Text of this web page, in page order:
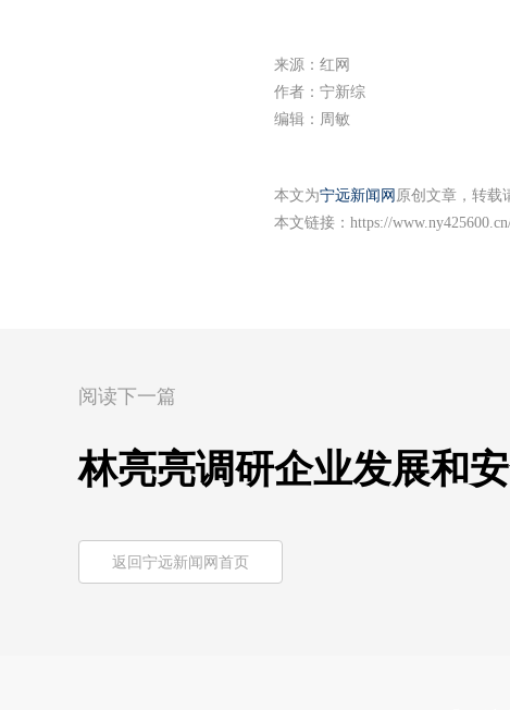
来源：红网
作者：宁新综
编辑：周敏
本文为宁远新闻网 原创文章，转载
本文链接： https://
阅读下一篇
林亮亮调研企业发展和
返回宁远新闻网首页